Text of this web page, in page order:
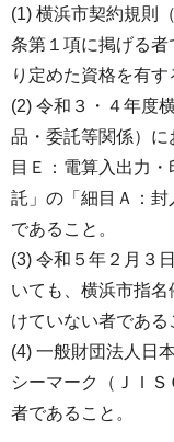
(1) 横浜市契約規則
条第１項に掲げる者
り定めた資格を有す
(2) 令和３・４年度
品・委託等関係）
目Ｅ：電算入出力
託」の「細目Ａ：
であること。
(3) 令和５年２月３
いても、横浜市指
けていない者である
(4) 一般財団法人日
シーマーク（ＪＩ
者であること。